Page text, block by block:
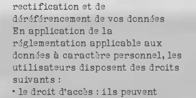
rectification et de
déréférencement de vos données
En application de la
réglementation applicable aux
données à caractère personnel, les
utilisateurs disposent des droits
suivants :
• le droit d’accès : ils peuvent